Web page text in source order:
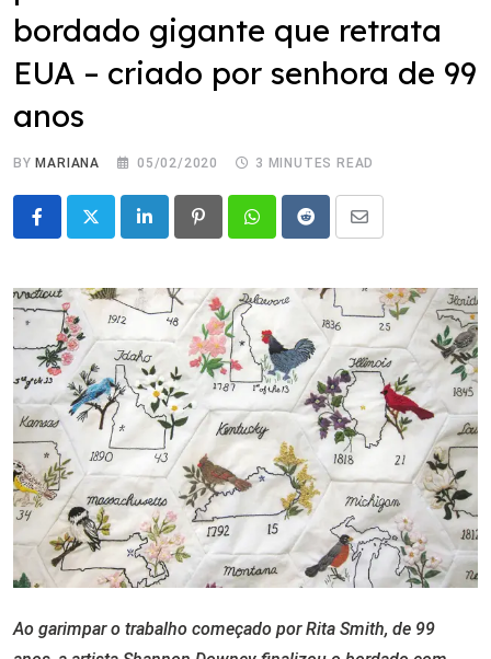
bordado gigante que retrata
EUA – criado por senhora de 99
anos
BY MARIANA 05/02/2020 3 MINUTES READ
LinkedIn PinterestWhatsappRedditShare
Email
Ao garimpar o trabalho começado por Rita Smith, de 99